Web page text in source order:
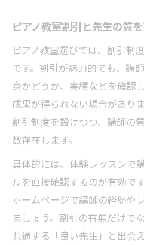
ピアノ教室割引と先生の質
ピアノ教室選びでは、割引制
です。割引が魅力的でも、講
身かどうか、実績などを確認
成果が得られない場合があり
割引制度を設けつつ、講師の
数存在します。
具体的には、体験レッスンで
ルを直接確認するのが有効で
ホームページで講師の経歴や
ましょう。割引の有無だけで
共通する「良い先生」と出会